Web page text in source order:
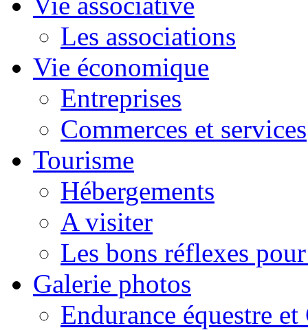
Les associations
Vie économique
Entreprises
Commerces et services
Tourisme
Hébergements
A visiter
Les bons réflexes
Galerie photos
Endurance équestre